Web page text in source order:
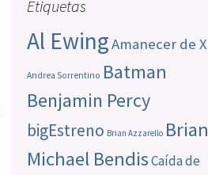
Etiquetas
Al EwingAmanecer de X
Andrea Sorrentino Batman
Benjamin Percy
bigEstreno Brian Azzarello Brian
Michael BendisCaída de